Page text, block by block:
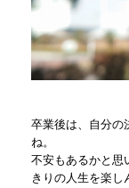
卒業後は、自分の
ね。
不安もあるかと思
きりの人生を楽し